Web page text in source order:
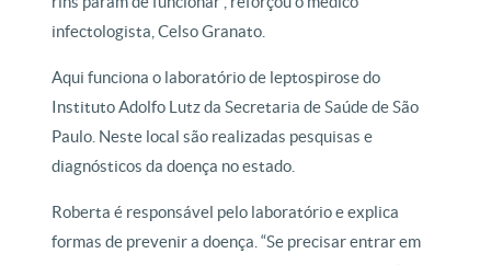
infectologista, Celso Granato.
Aqui funciona o laboratório de leptospirose do
Instituto Adolfo Lutz da Secretaria de Saúde de São
Paulo. Neste local são realizadas pesquisas e
diagnósticos da doença no estado.
Roberta é responsável pelo laboratório e explica
formas de prevenir a doença. “Se precisar entrar em